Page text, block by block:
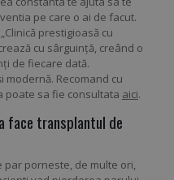
pe care o ai de facut.
prestigioasă cu
cu sârguință, creând o
de fiecare dată.
modernă. Recomand cu
poate sa fie consultata aici.
face transplantul de
porneste, de multe ori,